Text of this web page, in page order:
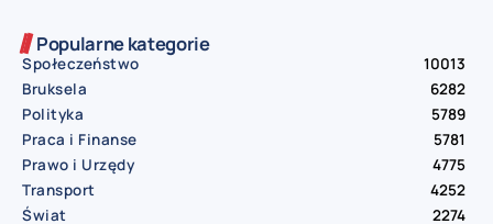
Popularne kategorie
Społeczeństwo
10013
Bruksela
6282
Polityka
5789
Praca i Finanse
5781
Prawo i Urzędy
4775
Transport
4252
Świat
2274